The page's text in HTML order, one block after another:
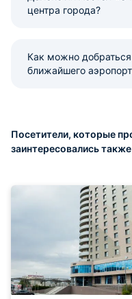
центра города?
Как можно
ближайшего
Посетители, которые
заинтересовались